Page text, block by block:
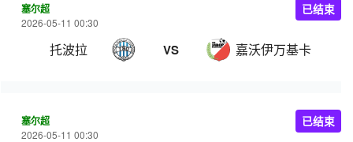
塞尔超
2026-05-11 00:30
托波拉 VS 嘉沃伊万基卡
已结束
塞尔超
2026-05-11 00:30
已结束